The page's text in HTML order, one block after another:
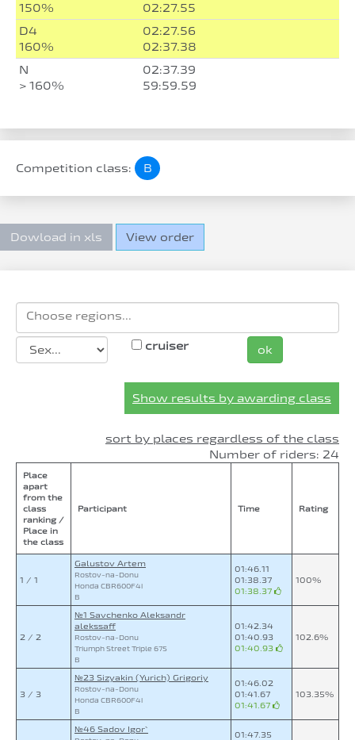
150%
02:27.55
D4
160%
02:27.56
02:37.38
N
> 160%
02:37.39
59:59.59
Competition class: B
Dowload in xls View order
cruiser ok
Show results by awarding class
sort by places regardless of the class
Number of riders: 24
Place
apart
from the
class
ranking /
Place in
the class
Participant Time Rating
1 / 1
Galustov Artem
Rostov-na-Donu
Honda CBR600F4i
B
01:46.11
01:38.37
01:38.37
100%
2 / 2
№1 Savchenko Aleksandr
alekssaff
Rostov-na-Donu
Triumph Street Triple 675
B
01:42.34
01:40.93
01:40.93
102.6%
3 / 3
№23 Sizyakin (Yurich) Grigoriy
Rostov-na-Donu
Honda CBR600F4i
B
01:46.02
01:41.67
01:41.67
103.35%
№46 Sadov Igor`
01:47.35